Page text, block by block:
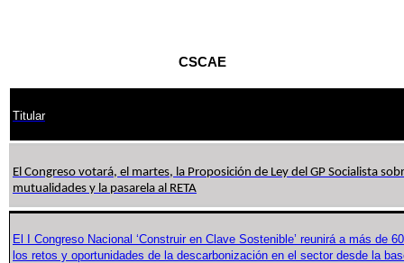
CSCAE
Titular
El Congreso votará, el martes, la Proposición de Ley del GP Socialista
mutualidades y la pasarela al RETA
El I Congreso Nacional ‘Construir en Clave Sostenible’ reunirá a más de
los retos y oportunidades de la descarbonización en el sector desde la